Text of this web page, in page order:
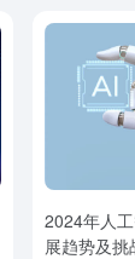
2024年人
展趋势及挑